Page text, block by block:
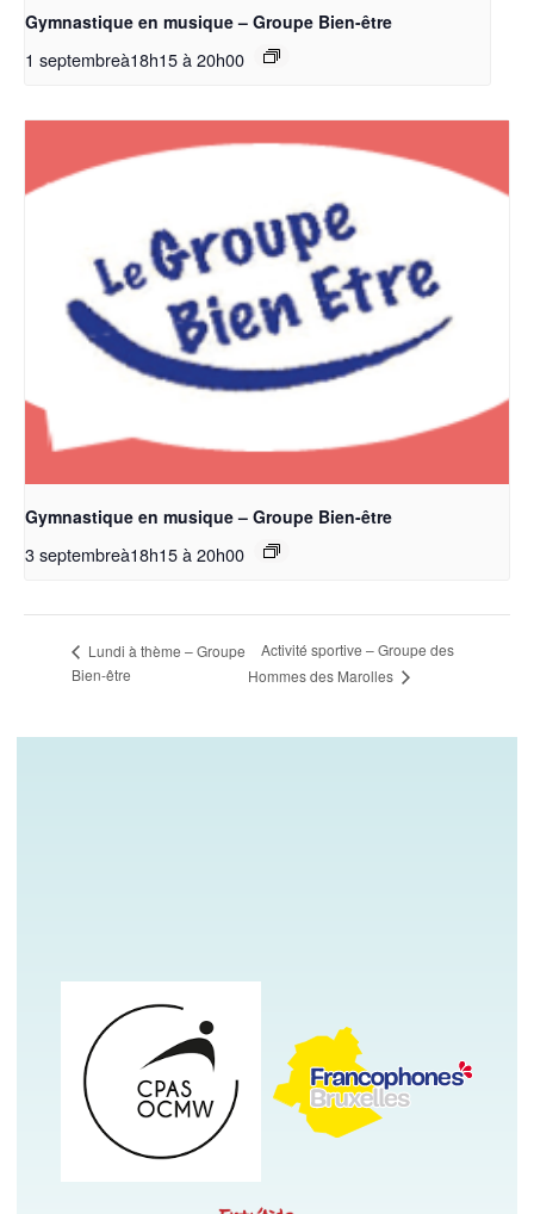
Gymnastique en musique – Groupe Bien-être
1 septembreà18h15à20h00
Gymnastique en musique – Groupe Bien-être
3 septembreà18h15à20h00
Lundi à thème – Groupe
Bien-être
Activité sportive – Groupe des
Hommes des Marolles